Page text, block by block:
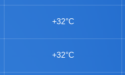
+32°C
+32°C